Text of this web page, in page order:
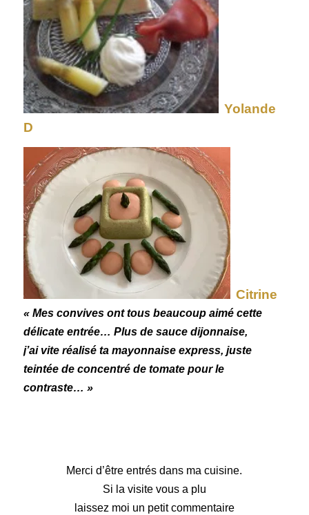
Yolande
D
Citrine
« Mes convives ont tous beaucoup aimé cette
délicate entrée… Plus de sauce dijonnaise,
j’ai vite réalisé ta mayonnaise express, juste
teintée de concentré de tomate pour le
contraste… »
Merci d’être entrés dans ma cuisine.
Si la visite vous a plu
laissez moi un petit commentaire